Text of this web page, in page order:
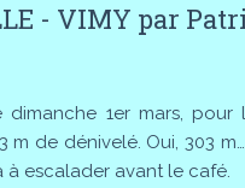
- VIMY par
dimanche 1er mars,
m de dénivelé. Oui, 303
à escalader avant le café.